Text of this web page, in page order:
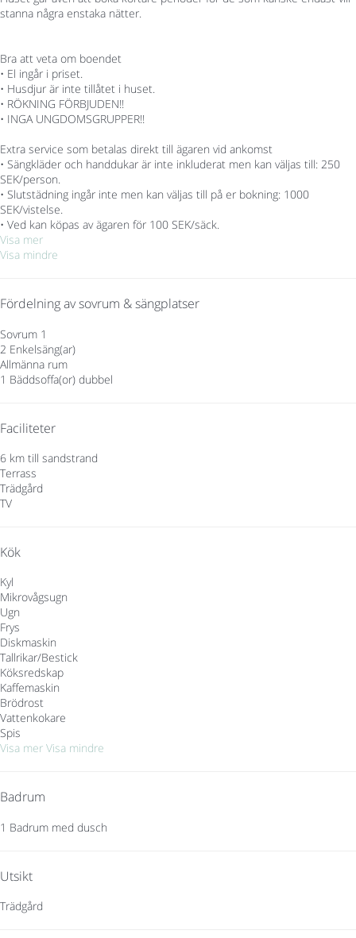
stanna några enstaka nätter.
Bra att veta om boendet
• El ingår i priset.
• Husdjur är inte tillåtet i huset.
• RÖKNING FÖRBJUDEN!!
• INGA UNGDOMSGRUPPER!!
Extra service som betalas direkt till ägaren vid ankomst
• Sängkläder och handdukar är inte inkluderat men kan väljas till: 250
SEK/person.
• Slutstädning ingår inte men kan väljas till på er bokning: 1000
SEK/vistelse.
• Ved kan köpas av ägaren för 100 SEK/säck.
Visa mer
Visa mindre
Fördelning av sovrum & sängplatser
Sovrum 1
2 Enkelsäng(ar)
Allmänna rum
1 Bäddsoffa(or) dubbel
Faciliteter
6 km till sandstrand
Terrass
Trädgård
TV
Kök
Kyl
Mikrovågsugn
Ugn
Frys
Diskmaskin
Tallrikar/Bestick
Köksredskap
Kaffemaskin
Brödrost
Vattenkokare
Spis
Visa mer Visa mindre
Badrum
1 Badrum med dusch
Utsikt
Trädgård